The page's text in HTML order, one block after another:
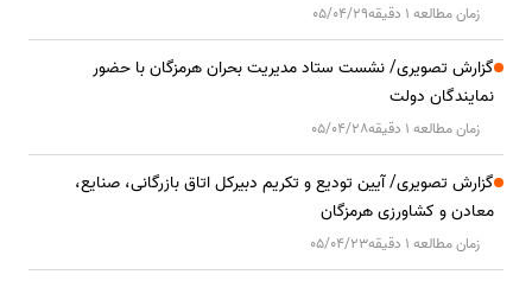
زمان مطالعه 1 دقیقه 05/04/29
گزارش تصویری/ نشست ستاد مدیریت بحران هرمزگان با حضور
نمایندگان دولت
زمان مطالعه 1 دقیقه 05/04/28
گزارش تصویری/ آیین تودیع و تکریم دبیرکل اتاق بازرگانی، صنایع،
معادن و کشاورزی هرمزگان
زمان مطالعه 1 دقیقه 05/04/23